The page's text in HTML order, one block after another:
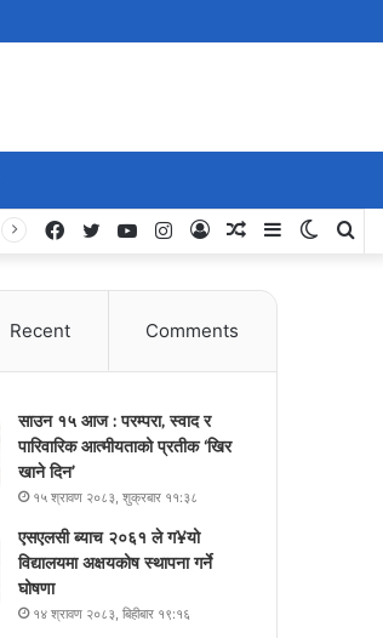
Switch
Sidebar
Random
Log
Instagram
YouTube
Twitter
Facebook
Recent Comments
साउन १५ आज : परम्परा, स्वाद र
पारिवारिक आत्मीयताको प्रतीक ‘खिर
खाने दिन’
१५ श्रावण २०८३, शुक्रबार ११:३८
एसएलसी ब्याच २०६१ ले ग¥यो
विद्यालयमा अक्षयकोष स्थापना गर्ने
घोषणा
१४ श्रावण २०८३, बिहीबार १९:१६